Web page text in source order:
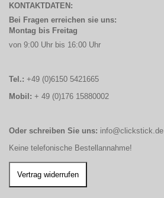
KONTAKTDATEN:
Bei Fragen erreichen sie uns:
Montag bis Freitag
von 9:00 Uhr bis 16:00 Uhr
Tel.: +49 (0)6150 5421665
Mobil: + 49 (0)176 15880002
Oder schreiben Sie uns: info@clickstick.de
Keine telefonische Bestellannahme!